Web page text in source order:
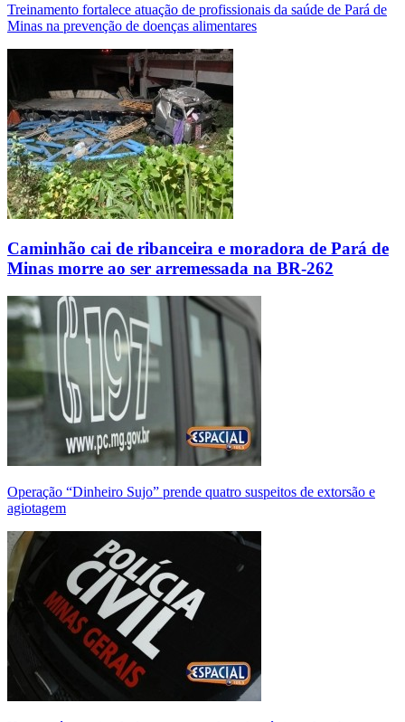
Treinamento fortalece atuação de profissionais da saúde de Pará de
Minas na prevenção de doenças alimentares
Caminhão cai de ribanceira e moradora de Pará de
Minas morre ao ser arremessada na BR-262
Operação “Dinheiro Sujo” prende quatro suspeitos de extorsão e
agiotagem